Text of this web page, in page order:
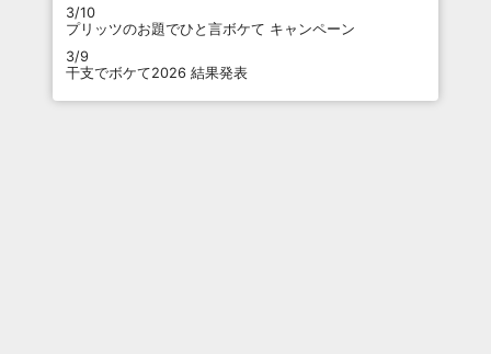
3/10
プリッツのお題でひと言ボケて キャンペーン
3/9
干支でボケて2026 結果発表